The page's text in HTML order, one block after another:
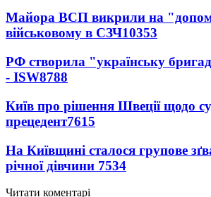
Майора ВСП викрили на
військовому в СЗЧ10353
РФ створила "українську
- ISW8788
Київ про рішення Швеції щодо
прецедент7615
На Київщині сталося групове
річної дівчини 7534
Читати коментарі